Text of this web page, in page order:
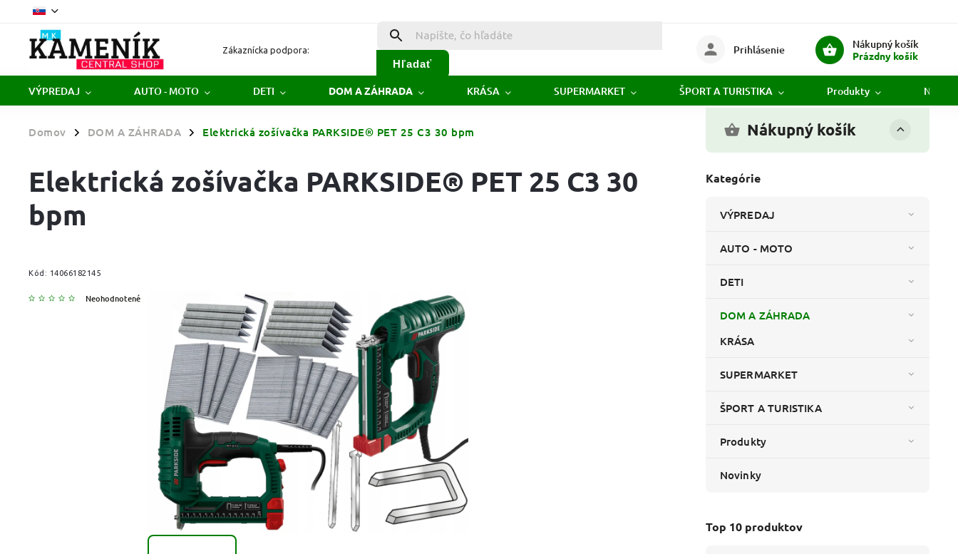
Zákaznícka podpora:
Hľadať
Nákupný košík
Prázdny košík
Prihlásenie
VÝPREDAJ AUTO - MOTO DETI DOM A ZÁHRADA KRÁSA SUPERMARKET ŠPORT A TURISTIKA Produkty
Domov / DOM A ZÁHRADA / Elektrická zošívačka PARKSIDE® PET 25 C3 30 bpm Nákupný košík
Kategórie
VÝPREDAJ
AUTO - MOTO
DETI
DOM A ZÁHRADA
KRÁSA
SUPERMARKET
ŠPORT A TURISTIKA
Produkty
Novinky
Top 10 produktov
Elektrická zošívačka PARKSIDE® PET 25 C3 30
bpm
Kód: 14066182145
Neohodnotené